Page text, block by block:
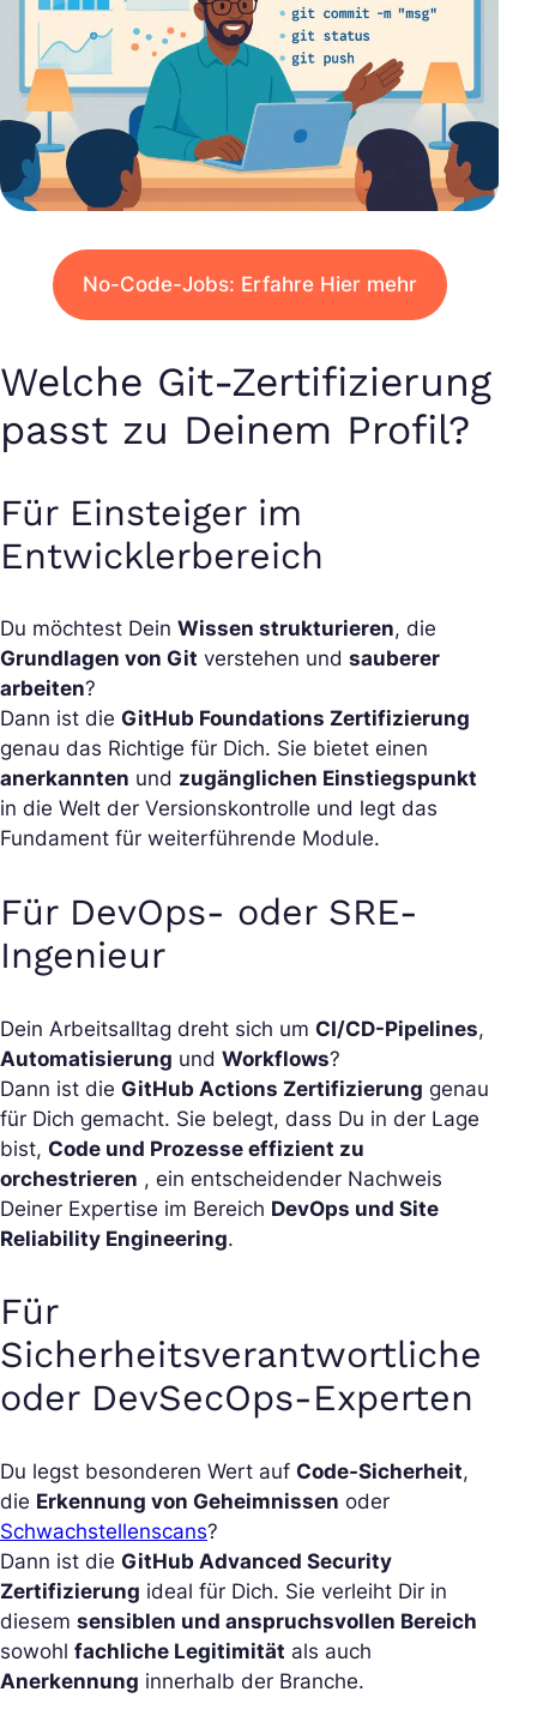
No-Code-Jobs: Erfahre Hier mehr
Welche Git-Zertifizierung
passt zu Deinem Profil?
Für Einsteiger im
Entwicklerbereich
Du möchtest Dein Wissen strukturieren, die
Grundlagen von Git verstehen und sauberer
arbeiten?
Dann ist die GitHub Foundations Zertifizierung
genau das Richtige für Dich. Sie bietet einen
anerkannten und zugänglichen Einstiegspunkt
in die Welt der Versionskontrolle und legt das
Fundament für weiterführende Module.
Für DevOps- oder SRE-
Ingenieur
Dein Arbeitsalltag dreht sich um CI/CD-Pipelines,
Automatisierung und Workflows?
Dann ist die GitHub Actions Zertifizierung genau
für Dich gemacht. Sie belegt, dass Du in der Lage
bist, Code und Prozesse effizient zu
orchestrieren , ein entscheidender Nachweis
Deiner Expertise im Bereich DevOps und Site
Reliability Engineering.
Für
Sicherheitsverantwortliche
oder DevSecOps-Experten
Du legst besonderen Wert auf Code-Sicherheit,
die Erkennung von Geheimnissen oder
Schwachstellenscans?
Dann ist die GitHub Advanced Security
Zertifizierung ideal für Dich. Sie verleiht Dir in
diesem sensiblen und anspruchsvollen Bereich
sowohl fachliche Legitimität als auch
Anerkennung innerhalb der Branche.